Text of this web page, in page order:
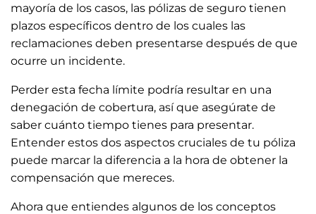
mayoría de los casos, las pólizas de seguro tienen
plazos específicos dentro de los cuales las
reclamaciones deben presentarse después de que
ocurre un incidente.
Perder esta fecha límite podría resultar en una
denegación de cobertura, así que asegúrate de
saber cuánto tiempo tienes para presentar.
Entender estos dos aspectos cruciales de tu póliza
puede marcar la diferencia a la hora de obtener la
compensación que mereces.
Ahora que entiendes algunos de los conceptos